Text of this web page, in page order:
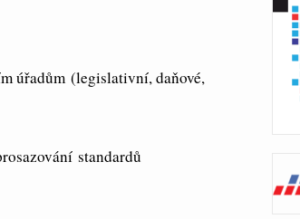
úřadům (legislativní, daňové,
standardů